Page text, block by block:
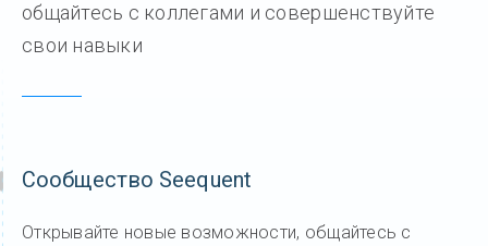
общайтесь с коллегами и совершенствуйте
свои навыки
Сообщество Seequent
Открывайте новые возможности, общайтесь с